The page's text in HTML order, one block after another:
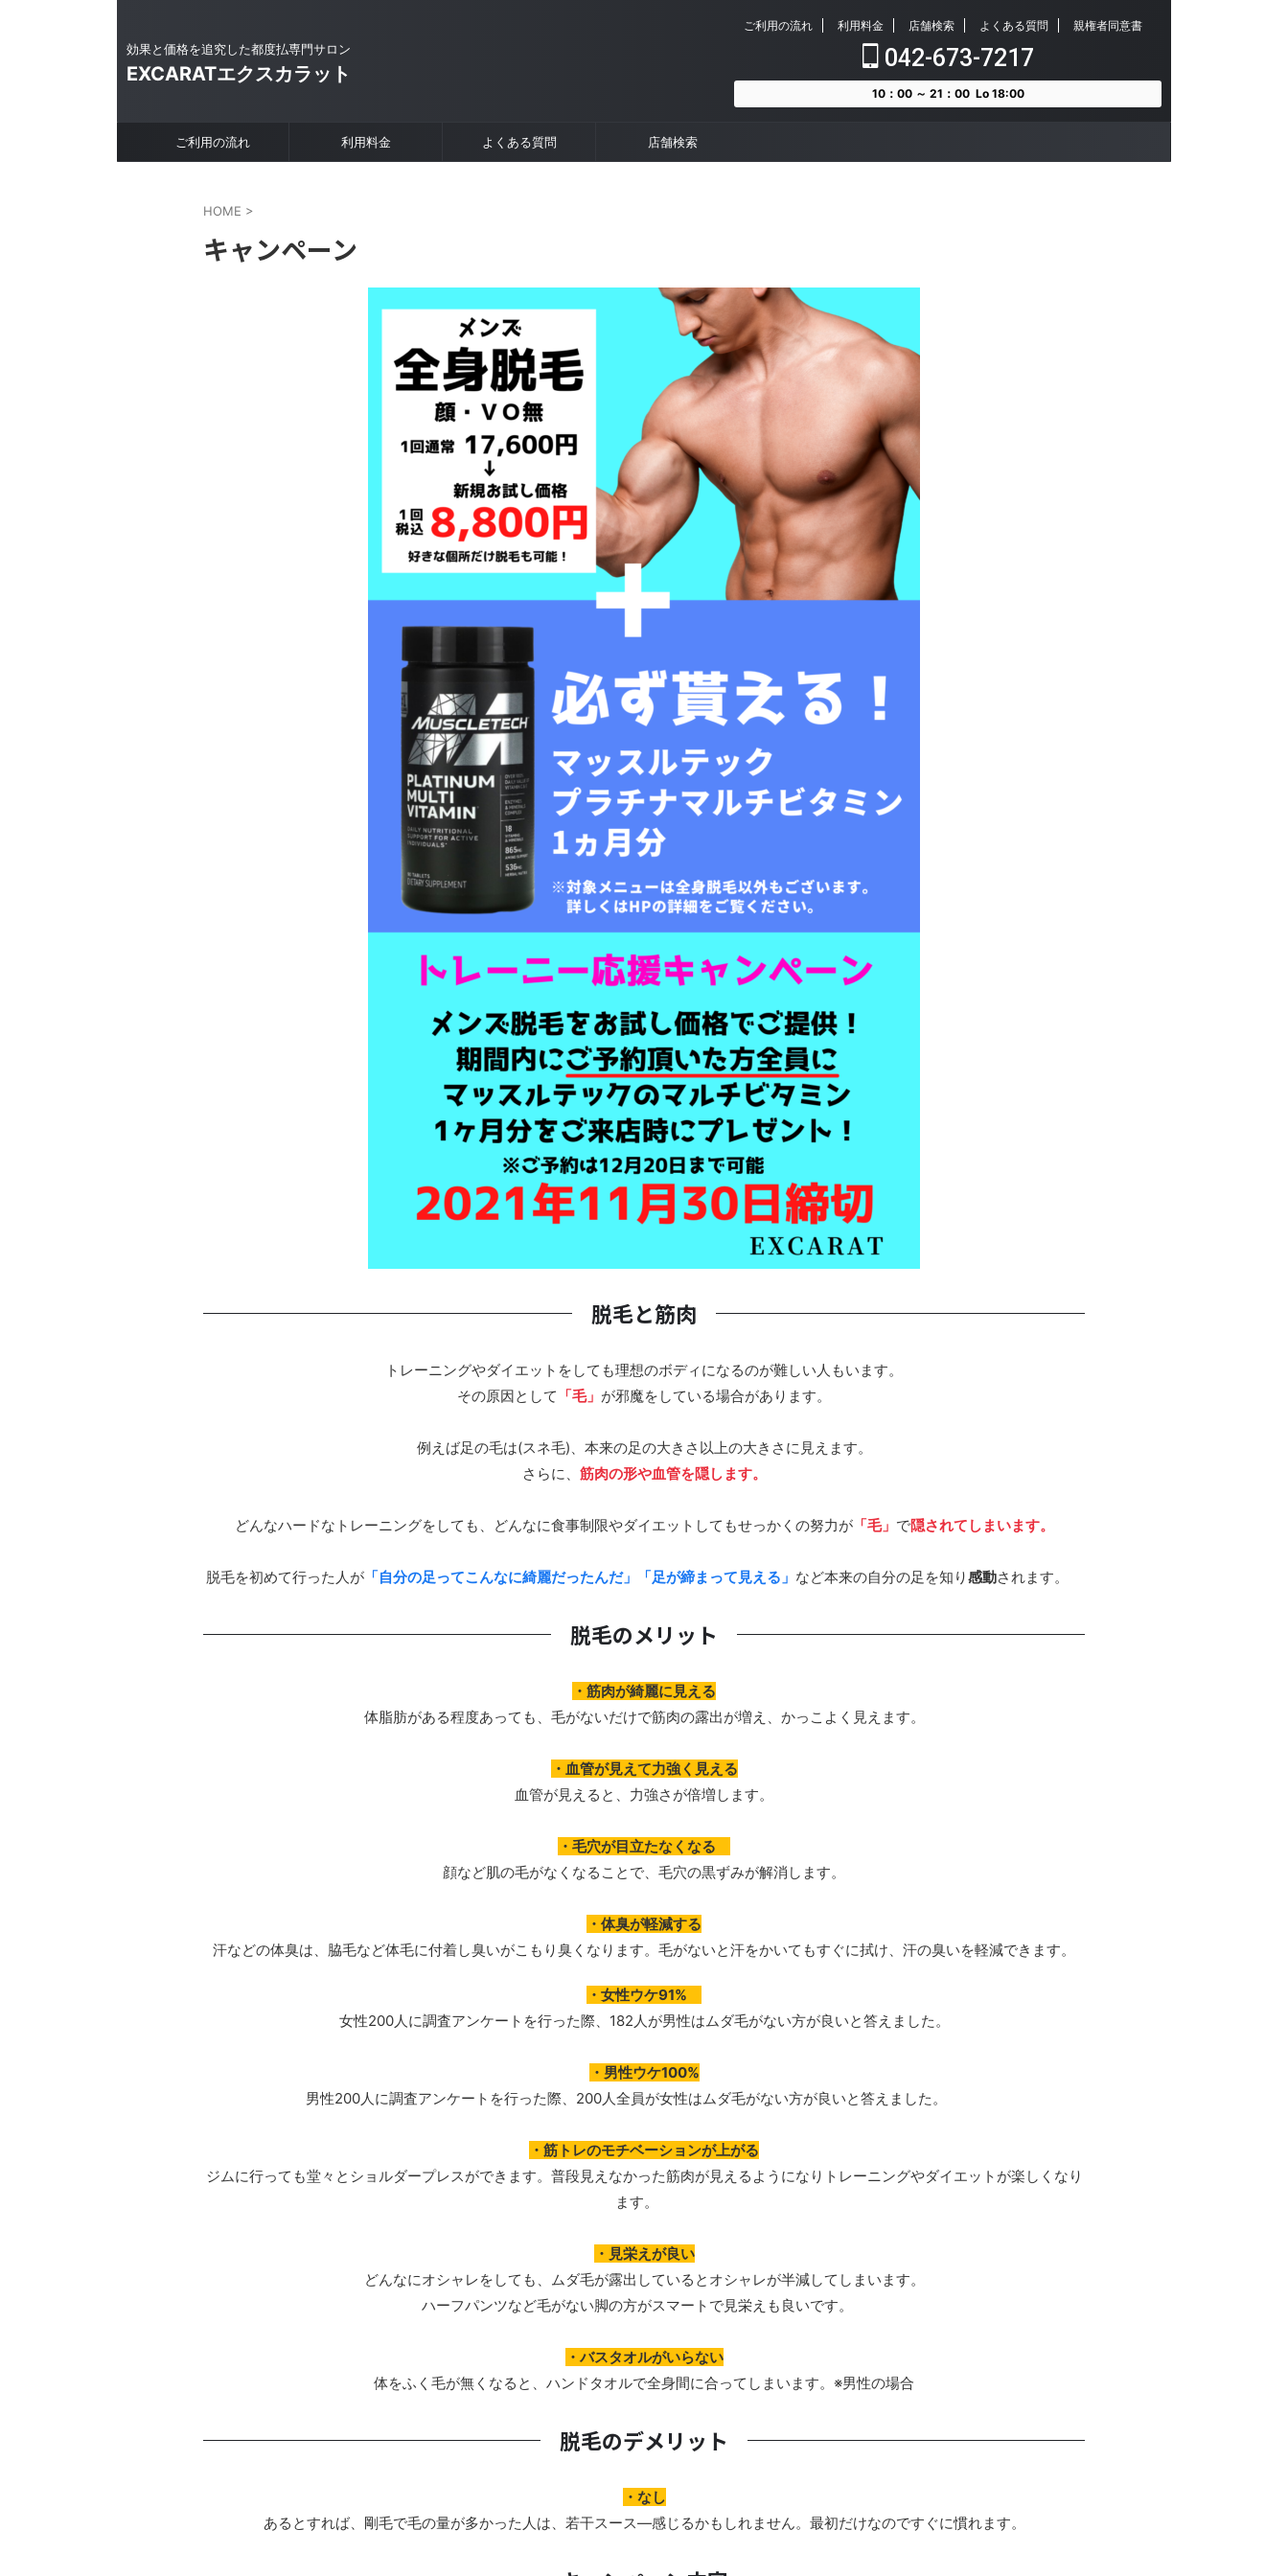
効果と価格を追究した都度払専門サロン
EXCARATエクスカラット
ご利用の流れ 利用料金 店舗検索 よくある質問 親権者同意書
042-673-7217
10：00 ～ 21：00 Lo 18:00
ご利用の流れ 利用料金 よくある質問 店舗検索
HOME >
キャンペーン
脱毛と筋肉
トレーニングやダイエットをしても理想のボディになるのが難しい人もいます。
その原因として 「毛」 が邪魔をしている場合があります。
例えば足の毛は(スネ毛)、本来の足の大きさ以上の大きさに見えます。
さらに、 筋肉の形や血管を隠します。
どんなハードなトレーニングをしても、どんなに食事制限やダイエットしてもせっかくの努力が「毛」 で隠されてしまいます。
脱毛を初めて行った人が「自分の足ってこんなに綺麗だったんだ」「足が締まって見える」 など本来の自分の足を知り感動されます。
脱毛のメリット
・筋肉が綺麗に見える
体脂肪がある程度あっても、毛がないだけで筋肉の露出が増え、かっこよく見えます。
・血管が見えて力強く見える
血管が見えると、力強さが倍増します。
・毛穴が目立たなくなる
顔など肌の毛がなくなることで、毛穴の黒ずみが解消します。
・体臭が軽減する
汗などの体臭は、脇毛など体毛に付着し臭いがこもり臭くなります。毛がないと汗をかいてもすぐに拭け、汗の臭いを軽減できます。
・女性ウケ91%
女性200人に調査アンケートを行った際、182人が男性はムダ毛がない方が良いと答えました。
・男性ウケ100%
男性200人に調査アンケートを行った際、200人全員が女性はムダ毛がない方が良いと答えました。
・筋トレのモチベーションが上がる
ジムに行っても堂々とショルダープレスができます。普段見えなかった筋肉が見えるようになりトレーニングやダイエットが楽しくなり
ます。
・見栄えが良い
どんなにオシャレをしても、ムダ毛が露出しているとオシャレが半減してしまいます。
ハーフパンツなど毛がない脚の方がスマートで見栄えも良いです。
・バスタオルがいらない
体をふく毛が無くなると、ハンドタオルで全身間に合ってしまいます。※男性の場合
脱毛のデメリット
・なし
あるとすれば、剛毛で毛の量が多かった人は、若干スース―感じるかもしれません。最初だけなのですぐに慣れます。